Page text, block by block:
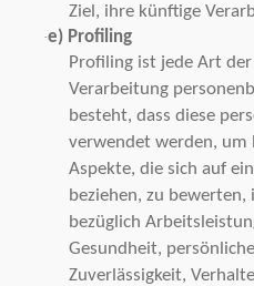
Ziel, ihre künftige
·e) Profiling
Profiling ist jede Art
Verarbeitung
besteht, dass diese
verwendet werden,
Aspekte, die sich auf
beziehen, zu
bezüglich
Gesundheit,
Zuverlässigkeit,